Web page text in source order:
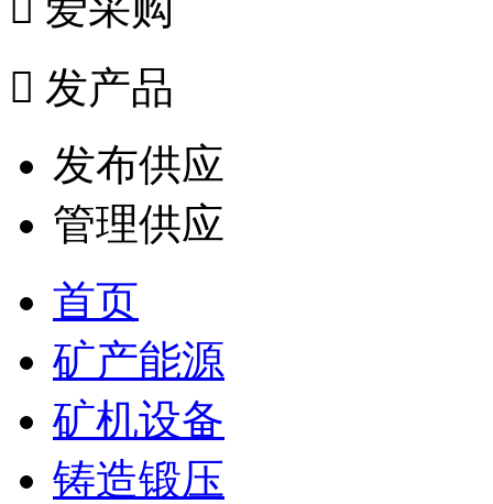
 发产品
发布供应
管理供应
首页
矿产能源
矿机设备
铸造锻压